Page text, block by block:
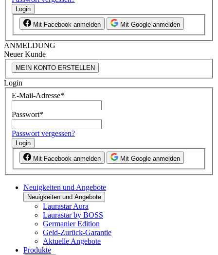
Login
Mit Facebook anmelden Mit Google anmelden
ANMELDUNG
Neuer Kunde
MEIN KONTO ERSTELLEN
Login
E-Mail-Adresse*
Passwort*
Passwort vergessen?
Login
Mit Facebook anmelden Mit Google anmelden
Neuigkeiten und Angebote
Neuigkeiten und Angebote
Laurastar Aura
Laurastar by BOSS
Germanier Edition
Geld-Zurück-Garantie
Aktuelle Angebote
Produkte